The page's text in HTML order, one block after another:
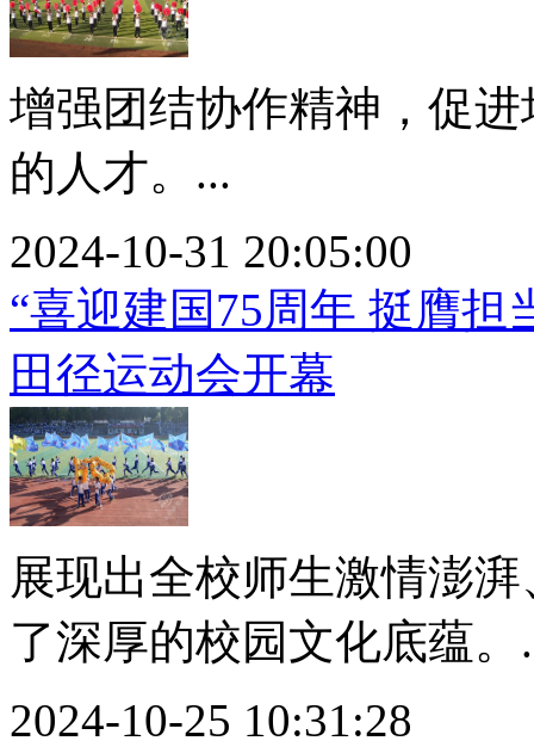
增强团结协作精神，促
的人才。...
2024-10-31 20:05:00
“喜迎建国75周年 挺膺担
田径运动会开幕
展现出全校师生激情澎
了深厚的校园文化底蕴。
2024-10-25 10:31:28